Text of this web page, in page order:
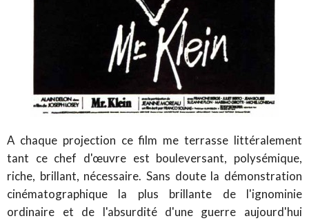
A chaque projection ce film me terrasse littéralement
tant ce chef d'œuvre est bouleversant, polysémique,
riche, brillant, nécessaire. Sans doute la démonstration
cinématographique la plus brillante de l'ignominie
ordinaire et de l'absurdité d'une guerre aujourd'hui